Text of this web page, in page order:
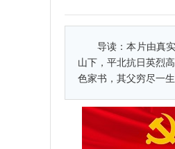
导读：本片由真
山下，平北抗日英烈
色家书，其父穷尽一